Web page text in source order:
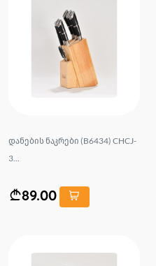
დანების ნაკრები (B6434) CHCJ-
3...
89.00